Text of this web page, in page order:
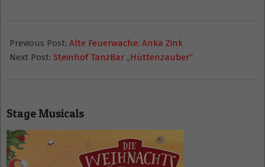
01-
21
Previous Post: Alte Feuerwache: Anka Zink
Next Post: Steinhof TanzBar „Hüttenzauber“
Stage Musicals